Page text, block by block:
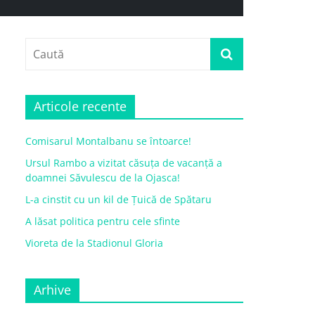
Articole recente
Comisarul Montalbanu se întoarce!
Ursul Rambo a vizitat căsuța de vacanță a
doamnei Săvulescu de la Ojasca!
L-a cinstit cu un kil de Țuică de Spătaru
A lăsat politica pentru cele sfinte
Vioreta de la Stadionul Gloria
Arhive